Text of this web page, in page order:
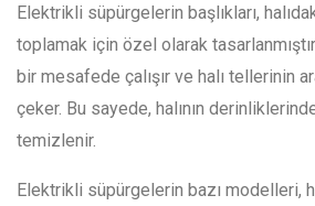
Elektrikli süpürgelerin başlıkları,
toplamak için özel olarak tasarlanmıştır.
bir mesafede çalışır ve halı tellerinin
çeker. Bu sayede, halının
temizlenir.
Elektrikli süpürgelerin bazı modelleri,